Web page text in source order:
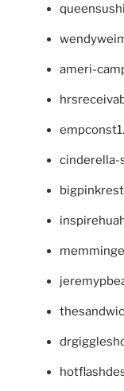
ameri-
cinderella-